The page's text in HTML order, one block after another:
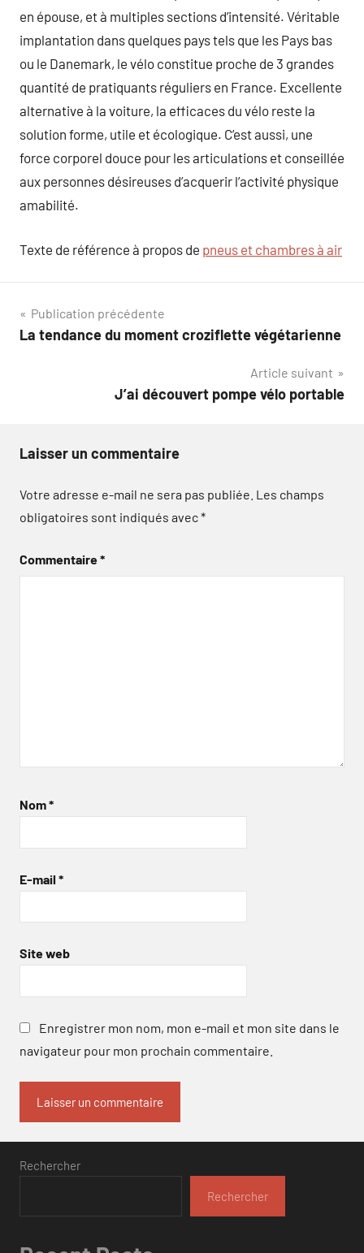
en épouse, et à multiples sections d’intensité. Véritable
implantation dans quelques pays tels que les Pays bas
ou le Danemark, le vélo constitue proche de 3 grandes
quantité de pratiquants réguliers en France. Excellente
alternative à la voiture, la efficaces du vélo reste la
solution forme, utile et écologique. C’est aussi, une
force corporel douce pour les articulations et conseillée
aux personnes désireuses d’acquerir l’activité physique
amabilité.
Texte de référence à propos de pneus et chambres à air
Navigation
de
Publication précédente
La tendance du moment croziflette végétarienne
Article suivant
J’ai découvert pompe vélo portable
Laisser un commentaire
Votre adresse e-mail ne sera pas publiée. Les champs
obligatoires sont indiqués avec*
Commentaire*
Nom*
E-mail *
Site web
Enregistrer mon nom, mon e-mail et mon site dans le
navigateur pour mon prochain commentaire.
Rechercher
Rechercher